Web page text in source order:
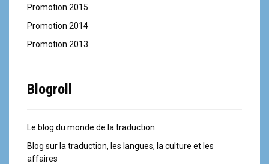
Promotion 2015
Promotion 2014
Promotion 2013
Blogroll
Le blog du monde de la traduction
Blog sur la traduction, les langues, la culture et les
affaires